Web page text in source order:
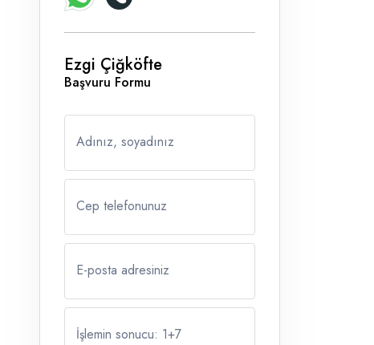
Ezgi Çiğköfte
Başvuru Formu
Adınız, soyadınız
Cep telefonunuz
E-posta adresiniz
İşlemin sonucu: 1+7